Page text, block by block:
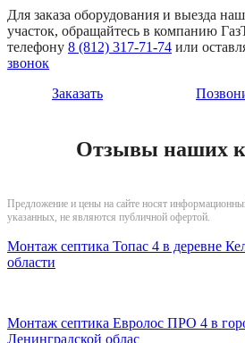
Для заказа оборудования и выезда
участок, обращайтесь в компанию
телефону 8 (812) 317-71-74 или
звонок
Заказать
Отзывы наших
Предложение и цены на сайте носят
указанных, не являются публичной офертой.
Монтаж септика Топас 4 в деревне
области
Монтаж септика Евролос ПРО 4 в
Ленинградской облас